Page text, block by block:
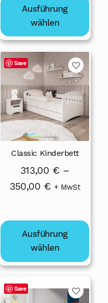
bis
839,00 €
Ausführung
wählen
gewählt
Save
Classic Kinderbett
313,00 € –
350,00 €Preisspanne:
bis
350,00 €
+ MwSt
Ausführung
wählen
Dieses
Produkt
weist
mehrere
Varianten
Die
Optionen
können
auf
gewählt
werden
Save
Dieses
Produkt